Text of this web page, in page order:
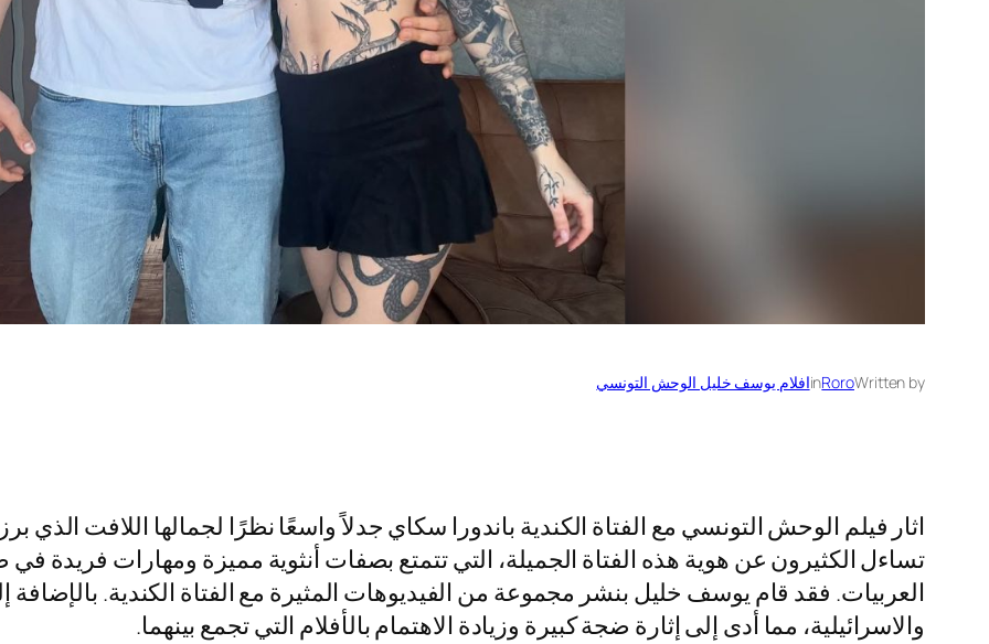
Written by
Roro
inافلام يوسف خليل الوحش التونسي
اثار فيلم الوحش التونسي مع الفتاة الكندية باندورا سكاي جدلاً واسعًا نظرًا لجمالها اللافت
تساءل الكثيرون عن هوية هذه الفتاة الجميلة، التي تتمتع بصفات أنثوية مميزة ومهارات فريدة في
العربيات. فقد قام يوسف خليل بنشر مجموعة من الفيديوهات المثيرة مع الفتاة الكندية.
والاسرائيلية، مما أدى إلى إثارة ضجة كبيرة وزيادة الاهتمام بالأفلام التي تجمع بينهما.